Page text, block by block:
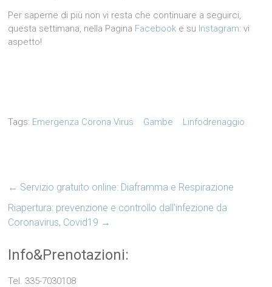
Per saperne di più non vi resta che continuare a seguirci,
questa settimana, nella Pagina Facebook e su Instagram: vi
aspetto!
Tags: Emergenza Corona Virus Gambe Linfodrenaggio
← Servizio gratuito online: Diaframma e Respirazione
Riapertura: prevenzione e controllo dall’infezione da
Coronavirus, Covid19 →
Info&Prenotazioni:
Tel. 335-7030108